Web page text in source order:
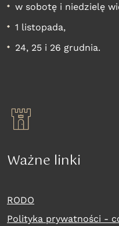
w sobotę i niedzielę
1 listopada,
24, 25 i 26 grudnia.
Ważne linki
RODO
Polityka prywatności -